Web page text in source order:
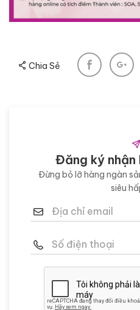
Chia Sẻ
Đăng ký nhận
Đừng bỏ lỡ hàng ngàn
siêu